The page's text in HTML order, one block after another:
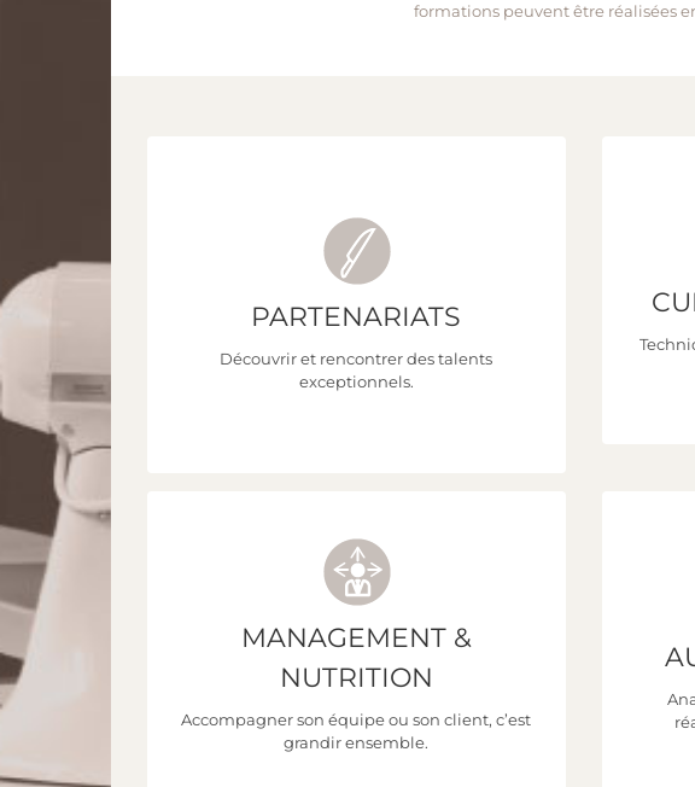
formations peuvent être réalisées
PARTENARIATS
Découvrir et rencontrer des talents
exceptionnels.
Découvrez nos partenaires pour des
MANAGEMENT &
NUTRITION
Accompagner son équipe ou son client, c’est
grandir ensemble.
Découvrez toutes nos formations !
CLIQUEZ ICI